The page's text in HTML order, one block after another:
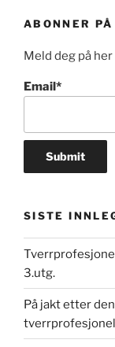
ABONNER
Meld deg på
Email*
SISTE
3.utg.
På jakt etter